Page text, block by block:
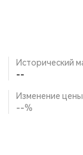
Исторический
--
Изменение цены
--%